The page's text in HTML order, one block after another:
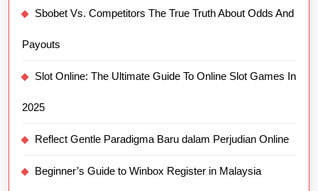
Sbobet Vs. Competitors The True Truth About Odds And
Payouts
Slot Online: The Ultimate Guide To Online Slot Games In
2025
Reflect Gentle Paradigma Baru dalam Perjudian Online
Beginner’s Guide to Winbox Register in Malaysia